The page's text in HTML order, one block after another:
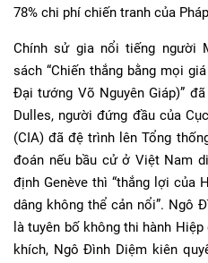
78% chi phí chiến tranh của
Chính sử gia nổi tiếng người
sách “Chiến thắng bằng mọi
Đại tướng Võ Nguyên Giáp)”
Dulles, người đứng đầu của
(CIA) đã đệ trình lên Tổng
đoán nếu bầu cử ở Việt Nam
định Genève thì “thắng lợi của
dâng không thể cản nổi”. Ngô
là tuyên bố không thi hành
khích, Ngô Đình Diệm kiên